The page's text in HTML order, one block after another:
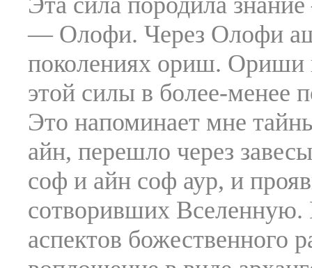
— Олофи. Через Олофи
поколениях ориш. Ориши
этой силы в более-менее
Это напоминает мне
айн, перешло через
соф и айн соф аур, и
сотворивших Вселенную.
аспектов божественного